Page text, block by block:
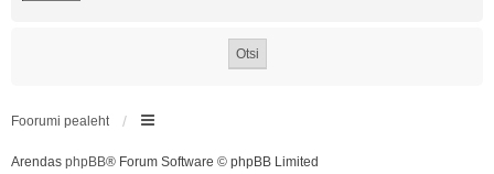
Foorumi pealeht
Arendas phpBB® Forum Software © phpBB Limited